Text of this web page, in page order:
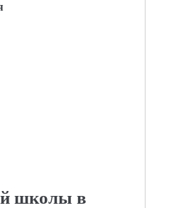
школы в